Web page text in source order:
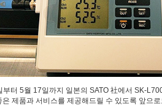
터 5월 17일까지 일본의 SATO 社에서 SK-
은 제품과 서비스를 제공해드릴 수 있도록 앞으